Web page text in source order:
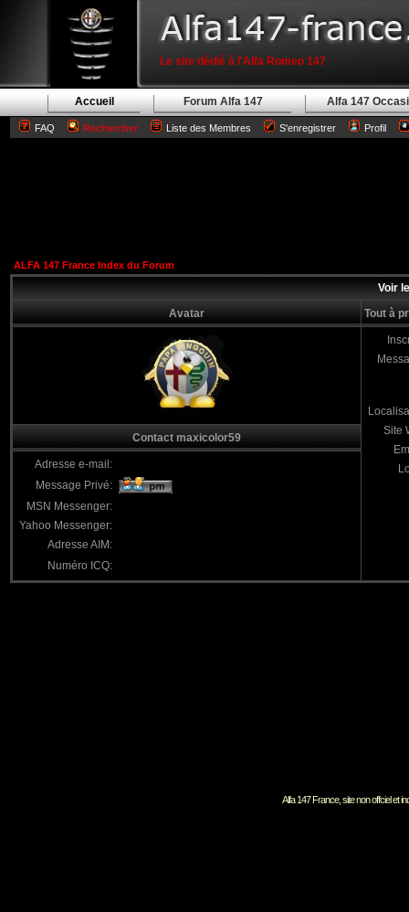
Le site dédié à l'Alfa Romeo 147
Accueil Forum Alfa 147 Alfa 147
FAQ Rechercher Liste des Membres S'enregistrer Profil
ALFA 147 France Index du Forum
Voir
Avatar
Tout à
Site
Contact maxicolor59
Adresse e-mail:
Message Privé:
MSN Messenger:
Yahoo Messenger:
Adresse AIM:
Numéro ICQ:
Alfa 147 France, site non offciel et